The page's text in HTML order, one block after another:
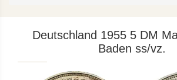
Deutschland 1955 5 DM
Baden ss/vz.